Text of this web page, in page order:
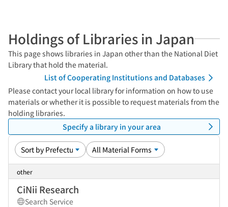
Holdings of Libraries in Japan
This page shows libraries in Japan other than the National Diet
Library that hold the material.
List of Cooperating Institutions and Databases
Please contact your local library for information on how to use
materials or whether it is possible to request materials from the
holding libraries.
Specify a library in your area
other
CiNii Research
Search Service